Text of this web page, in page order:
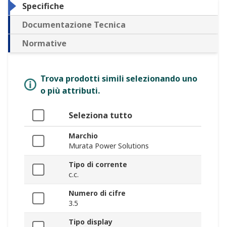
Specifiche
Documentazione Tecnica
Normative
Trova prodotti simili selezionando uno
o più attributi.
Seleziona tutto
Marchio
Murata Power Solutions
Tipo di corrente
c.c.
Numero di cifre
3.5
Tipo display